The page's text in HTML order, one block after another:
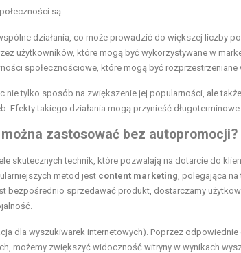
są:
działania, co może prowadzić do większej liczby
użytkowników, które mogą być wykorzystywane w
społecznościowe, które mogą być rozprzestrzeniane
nie tylko sposób na zwiększenie jej popularności, ale
Efekty takiego działania mogą przynieść długoterminowe
zastosować bez autopromocji?
skutecznych technik, które pozwalają na dotarcie do
metod jest content marketing , polegająca
bezpośrednio sprzedawać produkt, dostarczamy
dla wyszukiwarek internetowych). Poprzez
możemy zwiększyć widoczność witryny w wynikach